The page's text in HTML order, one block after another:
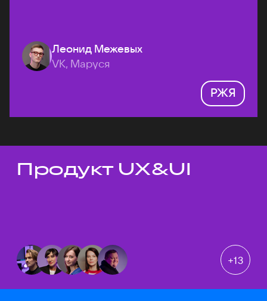
Леонид Межевых
VK, Маруся
РЖЯ
Темы докладов
Продукт UX&UI
+13